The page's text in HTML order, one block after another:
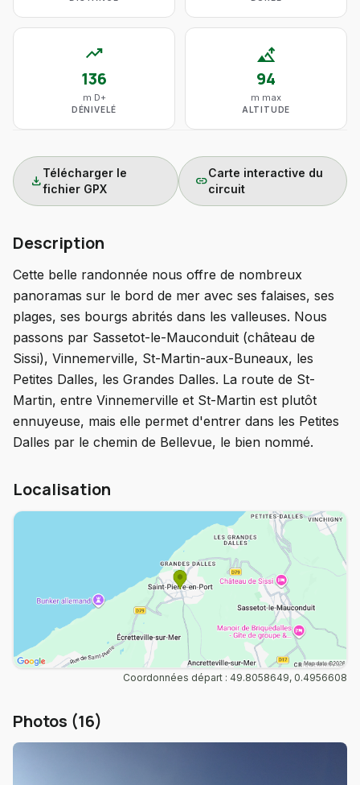
trending_up
136
m D+
DÉNIVELÉ
altitude
94
m max
ALTITUDE
download
Télécharger le
fichier GPX
link
Carte interactive du
circuit
Description
Cette belle randonnée nous offre de nombreux
panoramas sur le bord de mer avec ses falaises, ses
plages, ses bourgs abrités dans les valleuses. Nous
passons par Sassetot-le-Mauconduit (château de
Sissi), Vinnemerville, St-Martin-aux-Buneaux, les
Petites Dalles, les Grandes Dalles. La route de St-
Martin, entre Vinnemerville et St-Martin est plutôt
ennuyeuse, mais elle permet d'entrer dans les Petites
Dalles par le chemin de Bellevue, le bien nommé.
Localisation
Coordonnées départ : 49.8058649, 0.4956608
Photos (16)